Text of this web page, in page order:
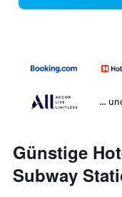
…
Günstige
Subway